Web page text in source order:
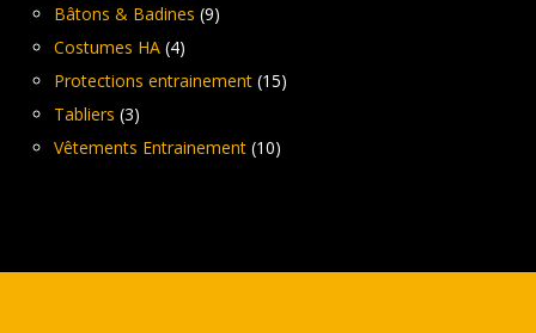
Bâtons & Badines (9)
Costumes HA (4)
Protections entrainement (15)
Tabliers (3)
Vêtements Entrainement (10)